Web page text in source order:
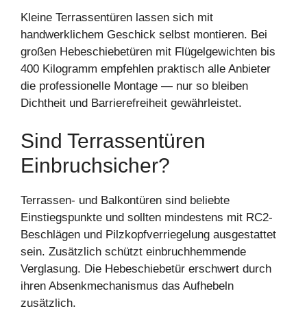
Kleine Terrassentüren lassen sich mit
handwerklichem Geschick selbst montieren. Bei
großen Hebeschiebetüren mit Flügelgewichten bis
400 Kilogramm empfehlen praktisch alle Anbieter
die professionelle Montage — nur so bleiben
Dichtheit und Barrierefreiheit gewährleistet.
Sind Terrassentüren
Einbruchsicher?
Terrassen- und Balkontüren sind beliebte
Einstiegspunkte und sollten mindestens mit RC2-
Beschlägen und Pilzkopfverriegelung ausgestattet
sein. Zusätzlich schützt einbruchhemmende
Verglasung. Die Hebeschiebetür erschwert durch
ihren Absenkmechanismus das Aufhebeln
zusätzlich.